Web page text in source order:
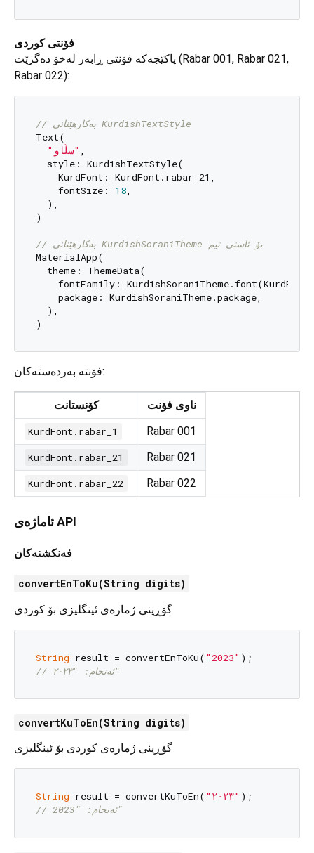
فۆنتی کوردی
پاکێجەکە فۆنتی ڕابەر لەخۆ دەگرێت (Rabar 001, Rabar 021,
Rabar 022):
// بەکارهێنانی KurdishTextStyle
Text(
"سڵاو"
  style: KurdishTextStyle(
    KurdFont: KurdFont.rabar_21,
    fontSize:
18,
  ),
)
// بەکارهێنانی KurdishSoraniTheme بۆ ئاستی تیم
MaterialApp(
  theme: ThemeData(
fontFamily:
    package: KurdishSoraniTheme.package,
  ),
فۆنتە بەردەستەکان:
کۆنستانت ناوی فۆنت
KurdFont.rabar_1 Rabar 001
KurdFont.rabar_21 Rabar 021
KurdFont.rabar_22 Rabar 022
ئاماژەی API
فەنکشنەکان
convertEnToKu(String digits)
گۆڕینی ژمارەی ئینگلیزی بۆ کوردی
String result = convertEnToKu( "2023"
// ئەنجام: "٢٠٢٣"
convertKuToEn(String digits)
گۆڕینی ژمارەی کوردی بۆ ئینگلیزی
String result = convertKuToEn( "٢٠٢٣"
// ئەنجام: "2023"